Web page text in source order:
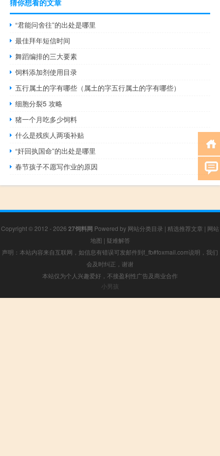
猜你想看的文章
“君能问舍往”的出处是哪里
最佳拜年短信时间
舞蹈编排的三大要素
饲料添加剂使用目录
五行属土的字有哪些（属土的字五行属土的字有哪些）
细胞分裂5 攻略
猪一个月吃多少饲料
什么是残疾人两项补贴
“奸回执国命”的出处是哪里
春节孩子不愿写作业的原因
Copyright © 2012 - 2026 27饲料网 Powered by 网站分类目录 | 精选推荐文章 | 网站
地图 | 疑难解答
声明：本站内容来自互联网，如信息有错误可发邮件到f_fb#foxmail.com说明，我们
会及时纠正，谢谢
本站仅为个人兴趣爱好，不接盈利性广告及商业合作
小男孩